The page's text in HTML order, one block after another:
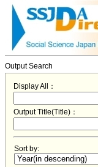
Output Search
Display All：
Output Title(Title)：
Sort by: